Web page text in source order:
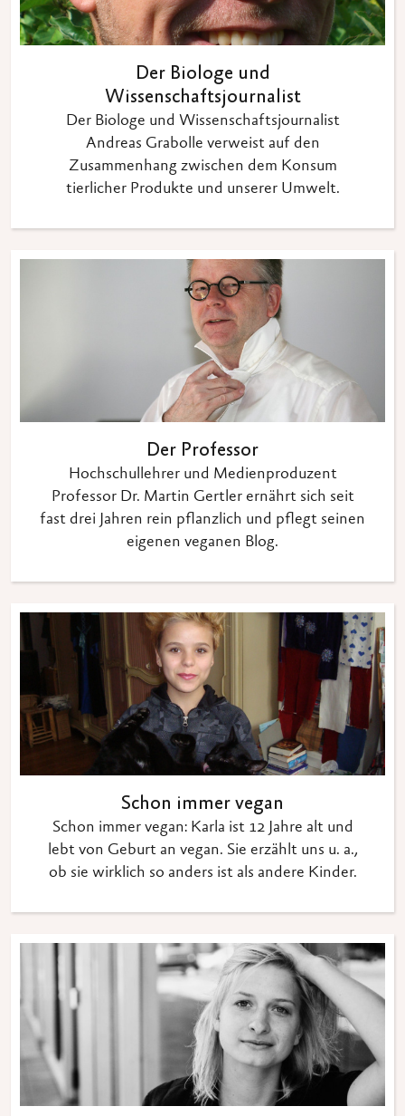
Der Biologe und
Wissenschaftsjournalist
Der Biologe und Wissenschaftsjournalist
Andreas Grabolle verweist auf den
Zusammenhang zwischen dem Konsum
tierlicher Produkte und unserer Umwelt.
Der Professor
Hochschullehrer und Medienproduzent
Professor Dr. Martin Gertler ernährt sich seit
fast drei Jahren rein pflanzlich und pflegt seinen
eigenen veganen Blog.
Schon immer vegan
Schon immer vegan: Karla ist 12 Jahre alt und
lebt von Geburt an vegan. Sie erzählt uns u. a.,
ob sie wirklich so anders ist als andere Kinder.